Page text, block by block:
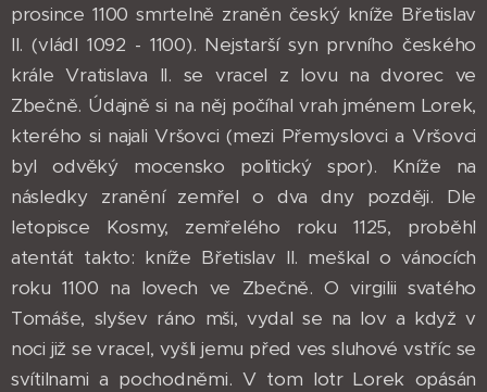
prosince 1100 smrtelně zraněn český kníže Břetislav
II. (vládl 1092 - 1100). Nejstarší syn prvního českého
krále Vratislava II. se vracel z lovu na dvorec ve
Zbečně. Údajně si na něj počíhal vrah jménem Lorek,
kterého si najali Vršovci (mezi Přemyslovci a Vršovci
byl odvěký mocensko politický spor). Kníže na
následky zranění zemřel o dva dny později. Dle
letopisce Kosmy, zemřelého roku 1125, proběhl
atentát takto: kníže Břetislav II. meškal o vánocích
roku 1100 na lovech ve Zbečně. O virgilii svatého
Tomáše, slyšev ráno mši, vydal se na lov a když v
noci již se vracel, vyšli jemu před ves sluhové vstříc se
svítilnami a pochodněmi. V tom lotr Lorek opásán